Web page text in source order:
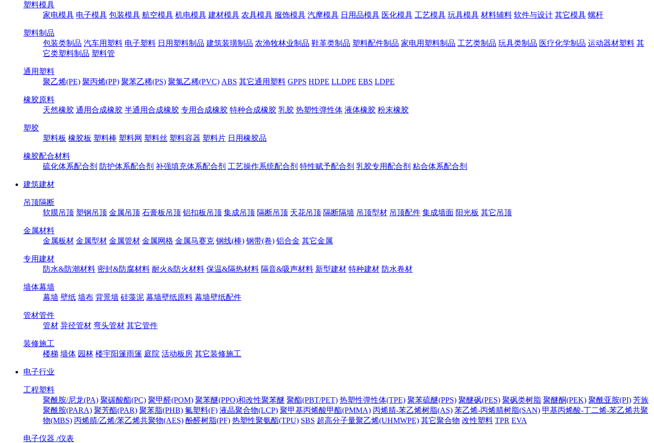
塑料模具
家电模具 电子模具 包装模具 航空模具 机电模具 建材模具 农具模具 服饰模具 汽摩模具 日用品模具 医化模具 工艺模具 玩具模具 材料辅料 软件与设计 其它模具 螺杆
塑料制品
包装类制品 汽车用塑料 电子塑料 日用塑料制品 建筑装璜制品 农渔牧林业制品 鞋革类制品 塑料配件制品 家电用塑料制品 工艺类制品 玩具类制品 医疗化学制品 运动器材塑料 其
它类塑料制品 塑料管
通用塑料
聚乙烯(PE) 聚丙烯(PP) 聚苯乙稀(PS) 聚氯乙稀(PVC) ABS 其它通用塑料 GPPS HDPE LLDPE EBS LDPE
橡胶原料
天然橡胶 通用合成橡胶 半通用合成橡胶 专用合成橡胶 特种合成橡胶 乳胶 热塑性弹性体 液体橡胶 粉末橡胶
塑胶
塑料板 橡胶板 塑料棒 塑料网 塑料丝 塑料容器 塑料片 日用橡胶品
橡胶配合材料
硫化体系配合剂 防护体系配合剂 补强填充体系配合剂 工艺操作系统配合剂 特性赋予配合剂 乳胶专用配合剂 粘合体系配合剂
建筑建材
吊顶隔断
软膜吊顶 塑钢吊顶 金属吊顶 石膏板吊顶 铝扣板吊顶 集成吊顶 隔断吊顶 天花吊顶 隔断隔墙 吊顶型材 吊顶配件 集成墙面 阳光板 其它吊顶
金属材料
金属板材 金属型材 金属管材 金属网格 金属马赛克 钢线(棒) 钢带(卷) 铝合金 其它金属
专用建材
防水&防潮材料 密封&防腐材料 耐火&防火材料 保温&隔热材料 隔音&吸声材料 新型建材 特种建材 防水卷材
墙体幕墙
幕墙 壁纸 墙布 背景墙 硅藻泥 幕墙壁纸原料 幕墙壁纸配件
管材管件
管材 异径管材 弯头管材 其它管件
装修施工
楼梯 墙体 园林 楼宇阳篷雨篷 庭院 活动板房 其它装修施工
电子行业
工程塑料
聚酰胺/尼龙(PA) 聚碳酸酯(PC) 聚甲醛(POM) 聚苯醚(PPO)和改性聚苯醚 聚酯(PBT/PET) 热塑性弹性体(TPE) 聚苯硫醚(PPS) 聚醚砜(PES) 聚砜类树脂 聚醚酮(PEK) 聚酰亚胺(PI) 芳族
聚酰胺(PARA) 聚芳酯(PAR) 聚苯脂(PHB) 氟塑料(F) 液晶聚合物(LCP) 聚甲基丙烯酸甲酯(PMMA) 丙烯腈-苯乙烯树脂(AS) 苯乙烯-丙烯腈树脂(SAN) 甲基丙烯酸-丁二烯-苯乙烯共聚
物(MBS) 丙烯腈/乙烯/苯乙烯共聚物(AES) 酚醛树脂(PF) 热塑性聚氨酯(TPU) SBS 超高分子量聚乙烯(UHMWPE) 其它聚合物 改性塑料 TPR EVA
电子仪器 /仪表